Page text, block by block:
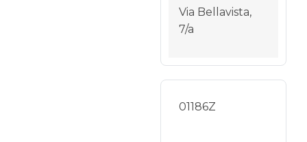
Via Bellavista,
7/a
01186Z